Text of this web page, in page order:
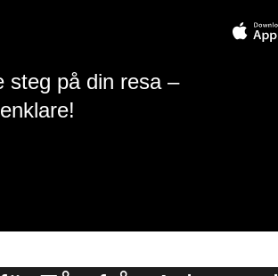
steg på din resa –